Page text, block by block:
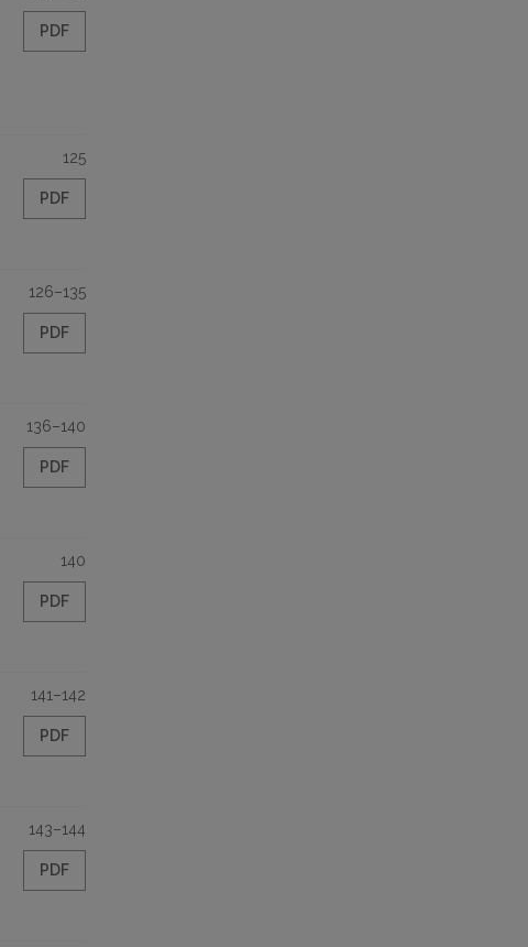
PDF
125
PDF
126–135
PDF
136–140
PDF
140
PDF
141–142
PDF
143–144
PDF